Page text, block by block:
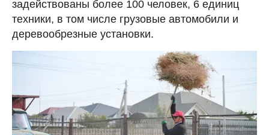
задействованы более 100 человек, 6 единиц
техники, в том числе грузовые автомобили и
деревообрезные установки.